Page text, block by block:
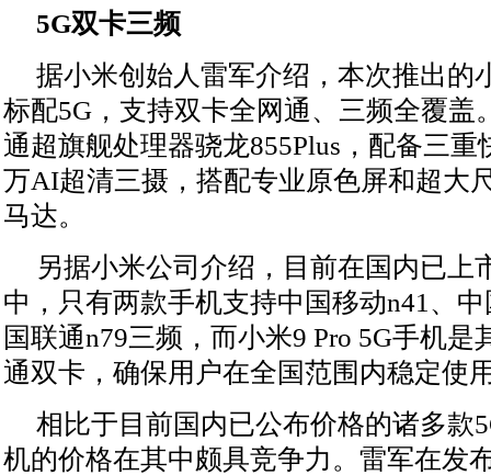
5G双卡三频
据小米创始人雷军介绍，本次推出的
标配5G，支持双卡全网通、三频全覆盖
通超旗舰处理器骁龙855Plus，配备三重
万AI超清三摄，搭配专业原色屏和超大
马达。
另据小米公司介绍，目前在国内已上
中，只有两款手机支持中国移动n41、
国联通n79三频，而小米9 Pro 5G手机是
通双卡，确保用户在全国范围内稳定使
相比于目前国内已公布价格的诸多款
机的价格在其中颇具竞争力。雷军在发